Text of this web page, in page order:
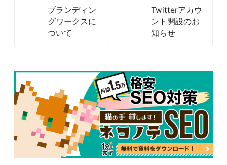
ブランディン
グワークスに
ついて
Twitterアカウ
ント開設のお
知らせ